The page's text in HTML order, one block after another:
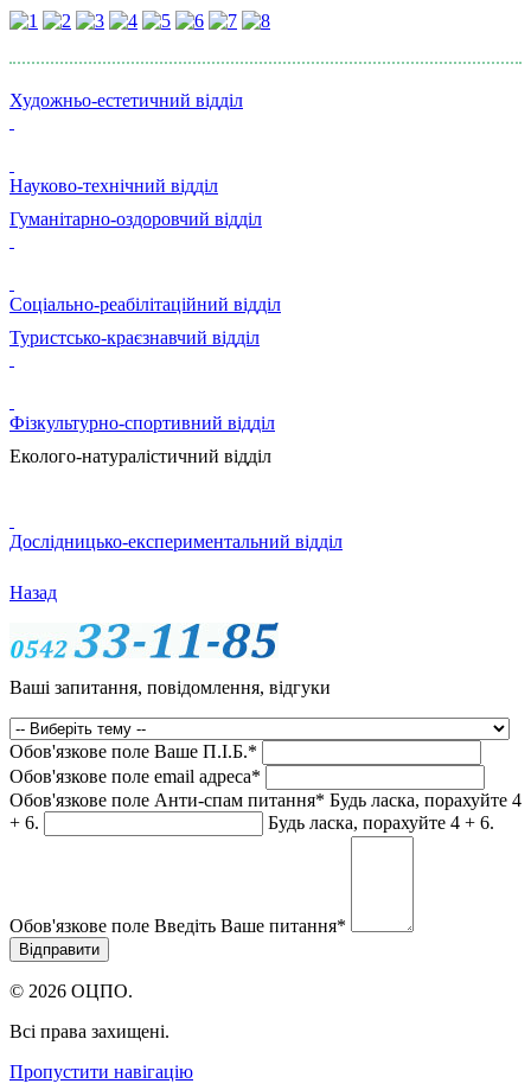
Художньо-естетичний відділ
Науково-технічний відділ
Гуманітарно-оздоровчий відділ
Соціально-реабілітаційний відділ
Туристсько-краєзнавчий відділ
Фізкультурно-спортивний відділ
Еколого-натуралістичний відділ
Дослідницько-експериментальний відділ
Назад
Ваші запитання, повідомлення, відгуки
Обов'язкове поле Ваше П.I.Б.*
Обов'язкове поле email адреса*
Обов'язкове поле Анти-спам питання* Будь ласка, порахуйте 4
+ 6.
Будь ласка, порахуйте 4 + 6.
Обов'язкове поле Введіть Ваше питання*
© 2026 ОЦПО.
Всі права захищені.
Пропустити навігацію